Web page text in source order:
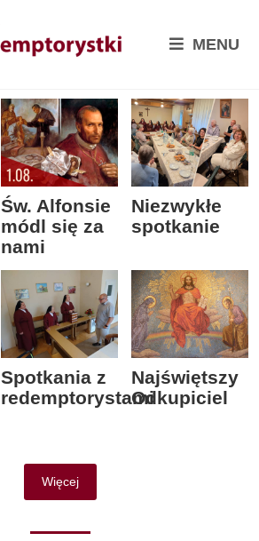
MENU
Św. Alfonsie
módl się za
nami
Niezwykłe
spotkanie
Spotkania z
redemptorystami
Najświętszy
Odkupiciel
Więcej